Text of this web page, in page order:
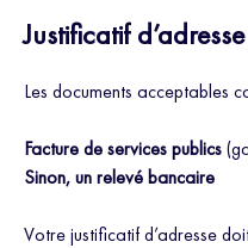
Justificatif d’adresse
Les documents acceptables
Facture de services publics
Sinon, un relevé bancaire
Votre justificatif d’adresse